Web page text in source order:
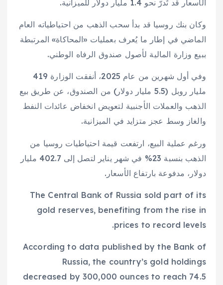
الأسعار قد تُدرّ نحو 1.4 مليار دولار للميزانية.
وكان بنك روسيا قد بدأ سحب الذهب من احتياطياته العام
الماضي في إطار ما يُعرف بعمليات «المحاكاة» المرتبطة
ببيع وزارة المالية لأصول صندوق الرفاه الوطني.
وفي أول شهرين من عام 2025، أنفقت الوزارة 419
مليار روبل (5.5 مليار دولار) من الصندوق، عن طريق بيع
الذهب والعملات الأجنبية لتعويض انخفاض عائدات النفط
والغاز وسط عجز متزايد في الميزانية.
ورغم عملية البيع، ارتفعت قيمة احتياطيات روسيا من
الذهب بنسبة 23% في شهر يناير لتصل إلى 402.7 مليار
دولار، مدفوعة بارتفاع الأسعار.
The Central Bank of Russia sold part of its
gold reserves, benefiting from the rise in
prices to record levels.
According to data published by the Bank of
Russia, the country’s gold holdings
decreased by 300,000 ounces to reach 74.5